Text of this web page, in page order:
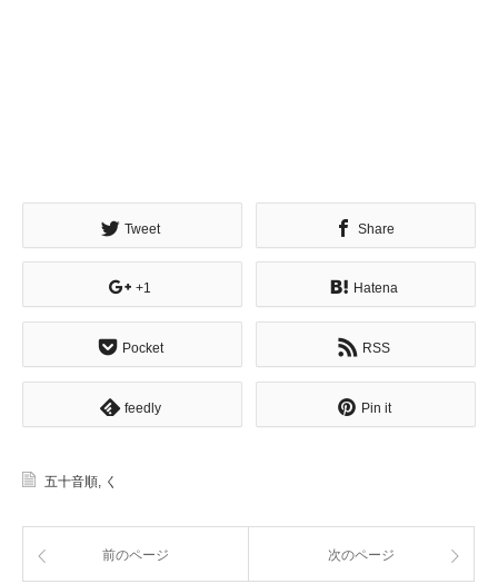
Tweet Share
+1 Hatena
Pocket RSS
feedly Pin it
五十音順, く
前のページ 次のページ